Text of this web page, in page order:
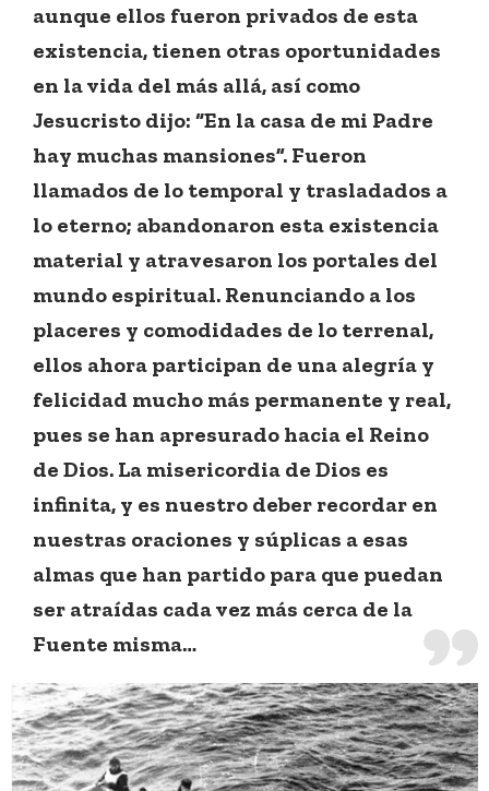
aunque ellos fueron privados de esta
existencia, tienen otras oportunidades
en la vida del más allá, así como
Jesucristo dijo: “En la casa de mi Padre
hay muchas mansiones”. Fueron
llamados de lo temporal y trasladados a
lo eterno; abandonaron esta existencia
material y atravesaron los portales del
mundo espiritual. Renunciando a los
placeres y comodidades de lo terrenal,
ellos ahora participan de una alegría y
felicidad mucho más permanente y real,
pues se han apresurado hacia el Reino
de Dios. La misericordia de Dios es
infinita, y es nuestro deber recordar en
nuestras oraciones y súplicas a esas
almas que han partido para que puedan
ser atraídas cada vez más cerca de la
Fuente misma…